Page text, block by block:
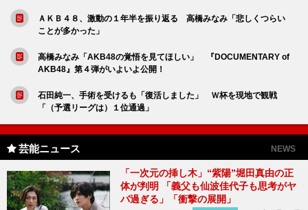
ＡＫＢ４８、激動の１年半を振り返る 高橋みなみ「悲しくつらい
ことが多かった」
高橋みなみ「AKB48の覚悟を見てほしい」 『DOCUMENTARY of
AKB48』第４弾がいよいよ公開！
石田純一、手術を受けるも「復活しました」 Ｗ杯を現地で観戦
「（予選リーグは）１位通過」
芸能ニュース NEWS
「一次元の挿し木」“紫陽”堀田真由の正
体が判明 「義父も仙波佳代子も思考がヤ
バ過ぎる」「衝撃の展開」